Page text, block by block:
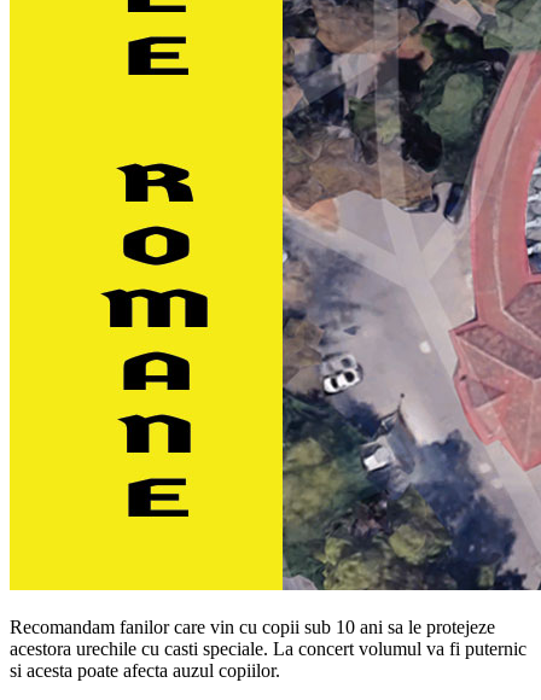
Recomandam fanilor care vin cu copii sub 10 ani sa le protejeze
acestora urechile cu casti speciale. La concert volumul va fi puternic
si acesta poate afecta auzul copiilor.